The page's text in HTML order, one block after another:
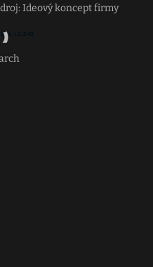
Ideový koncept firmy